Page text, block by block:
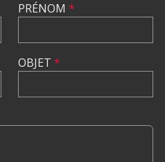
PRÉNOM *
OBJET *